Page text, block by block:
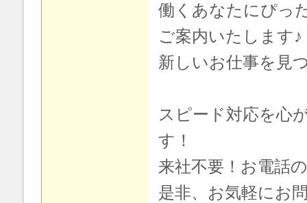
働くあなたにぴっ
ご案内いたします♪
新しいお仕事を見
スピード対応を心
す！
来社不要！お電話
是非、お気軽にお